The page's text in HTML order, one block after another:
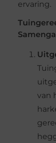
ervaring.
van